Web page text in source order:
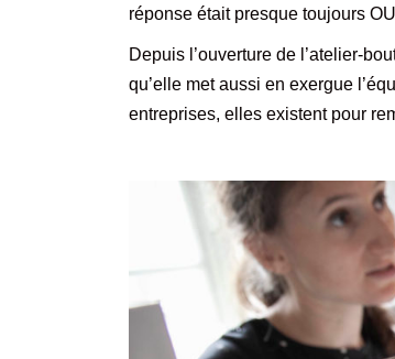
réponse était presque toujours
Depuis l’ouverture de l’atelier-
qu’elle met aussi en exergue
entreprises, elles existent pour